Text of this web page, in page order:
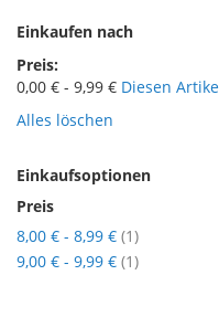
Einkaufen nach
Preis
0,00 € - 9,99 € Diesen
Alles löschen
Einkaufsoptionen
Preis
8,00 € - 8,99 € 1Artikel
9,00 € - 9,99 € 1Artikel